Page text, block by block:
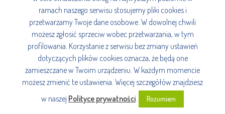
ramach naszego serwisu stosujemy pliki cookies i
przetwarzamy Twoje dane osobowe. W dowolnej chwili
możesz zgłosić sprzeciw wobec przetwarzania, w tym
profilowania. Korzystanie z serwisu bez zmiany ustawień
dotyczących plików cookies oznacza, że będą one
zamieszczane w Twoim urządzeniu. W każdym momencie
możesz zmienić te ustawienia. Więcej szczegółów znajdziesz
w naszej Polityce prywatności. Rozumiem